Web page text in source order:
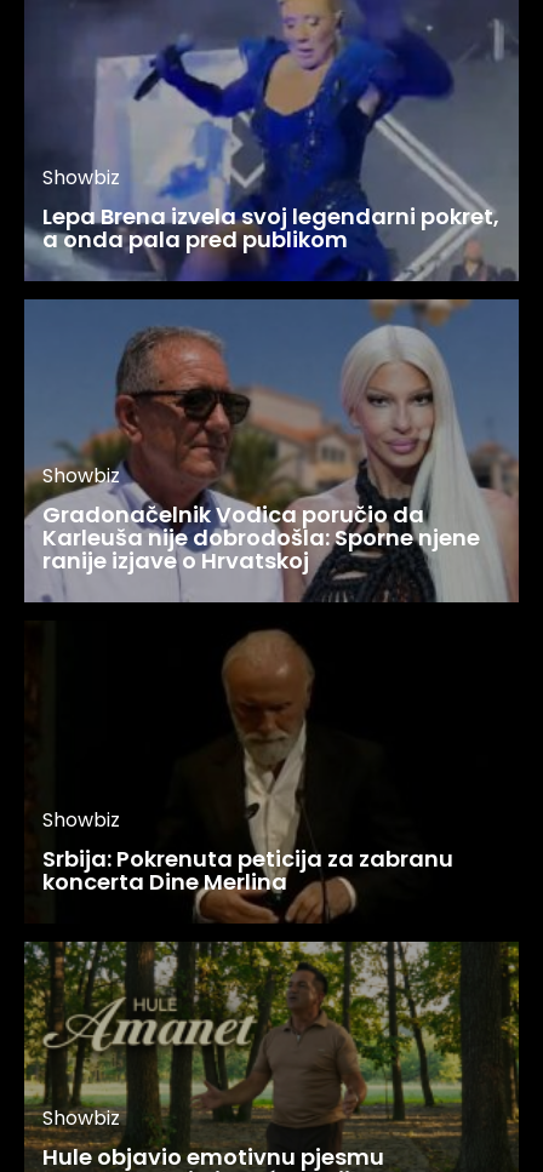
Showbiz
Lepa Brena izvela svoj legendarni pokret,
a onda pala pred publikom
Showbiz
Gradonačelnik Vodica poručio da
Karleuša nije dobrodošla: Sporne njene
ranije izjave o Hrvatskoj
Showbiz
Srbija: Pokrenuta peticija za zabranu
koncerta Dine Merlina
Showbiz
Hule objavio emotivnu pjesmu